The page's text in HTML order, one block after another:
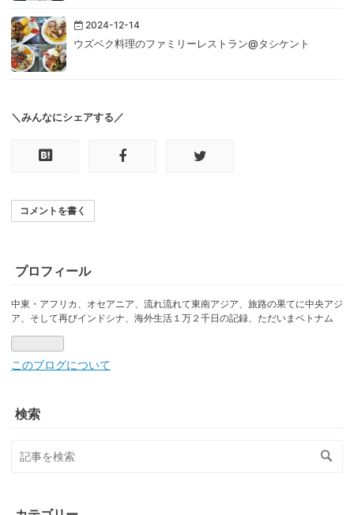
2024-12-14
ウズベク料理のファミリーレストラン@タシケント
＼みんなにシェアする／
コメントを書く
プロフィール
中東・アフリカ、オセアニア、流れ流れて東南アジア、旅路の果てに中央アジ
ア、そして再びインドシナ、海外生活１万２千日の記録、ただいまベトナム
このブログについて
検索